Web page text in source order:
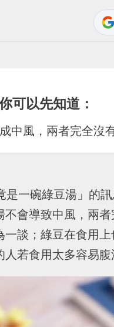
可以先知道：
中風，兩者完全沒有
一碗綠豆湯」的
會導致中風，兩
談；綠豆在食用
若食用太多容易腹